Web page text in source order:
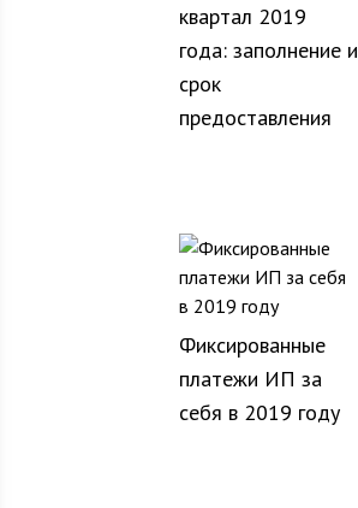
квартал 2019
года: заполнение и
срок
предоставления
Фиксированные
платежи ИП за
себя в 2019 году